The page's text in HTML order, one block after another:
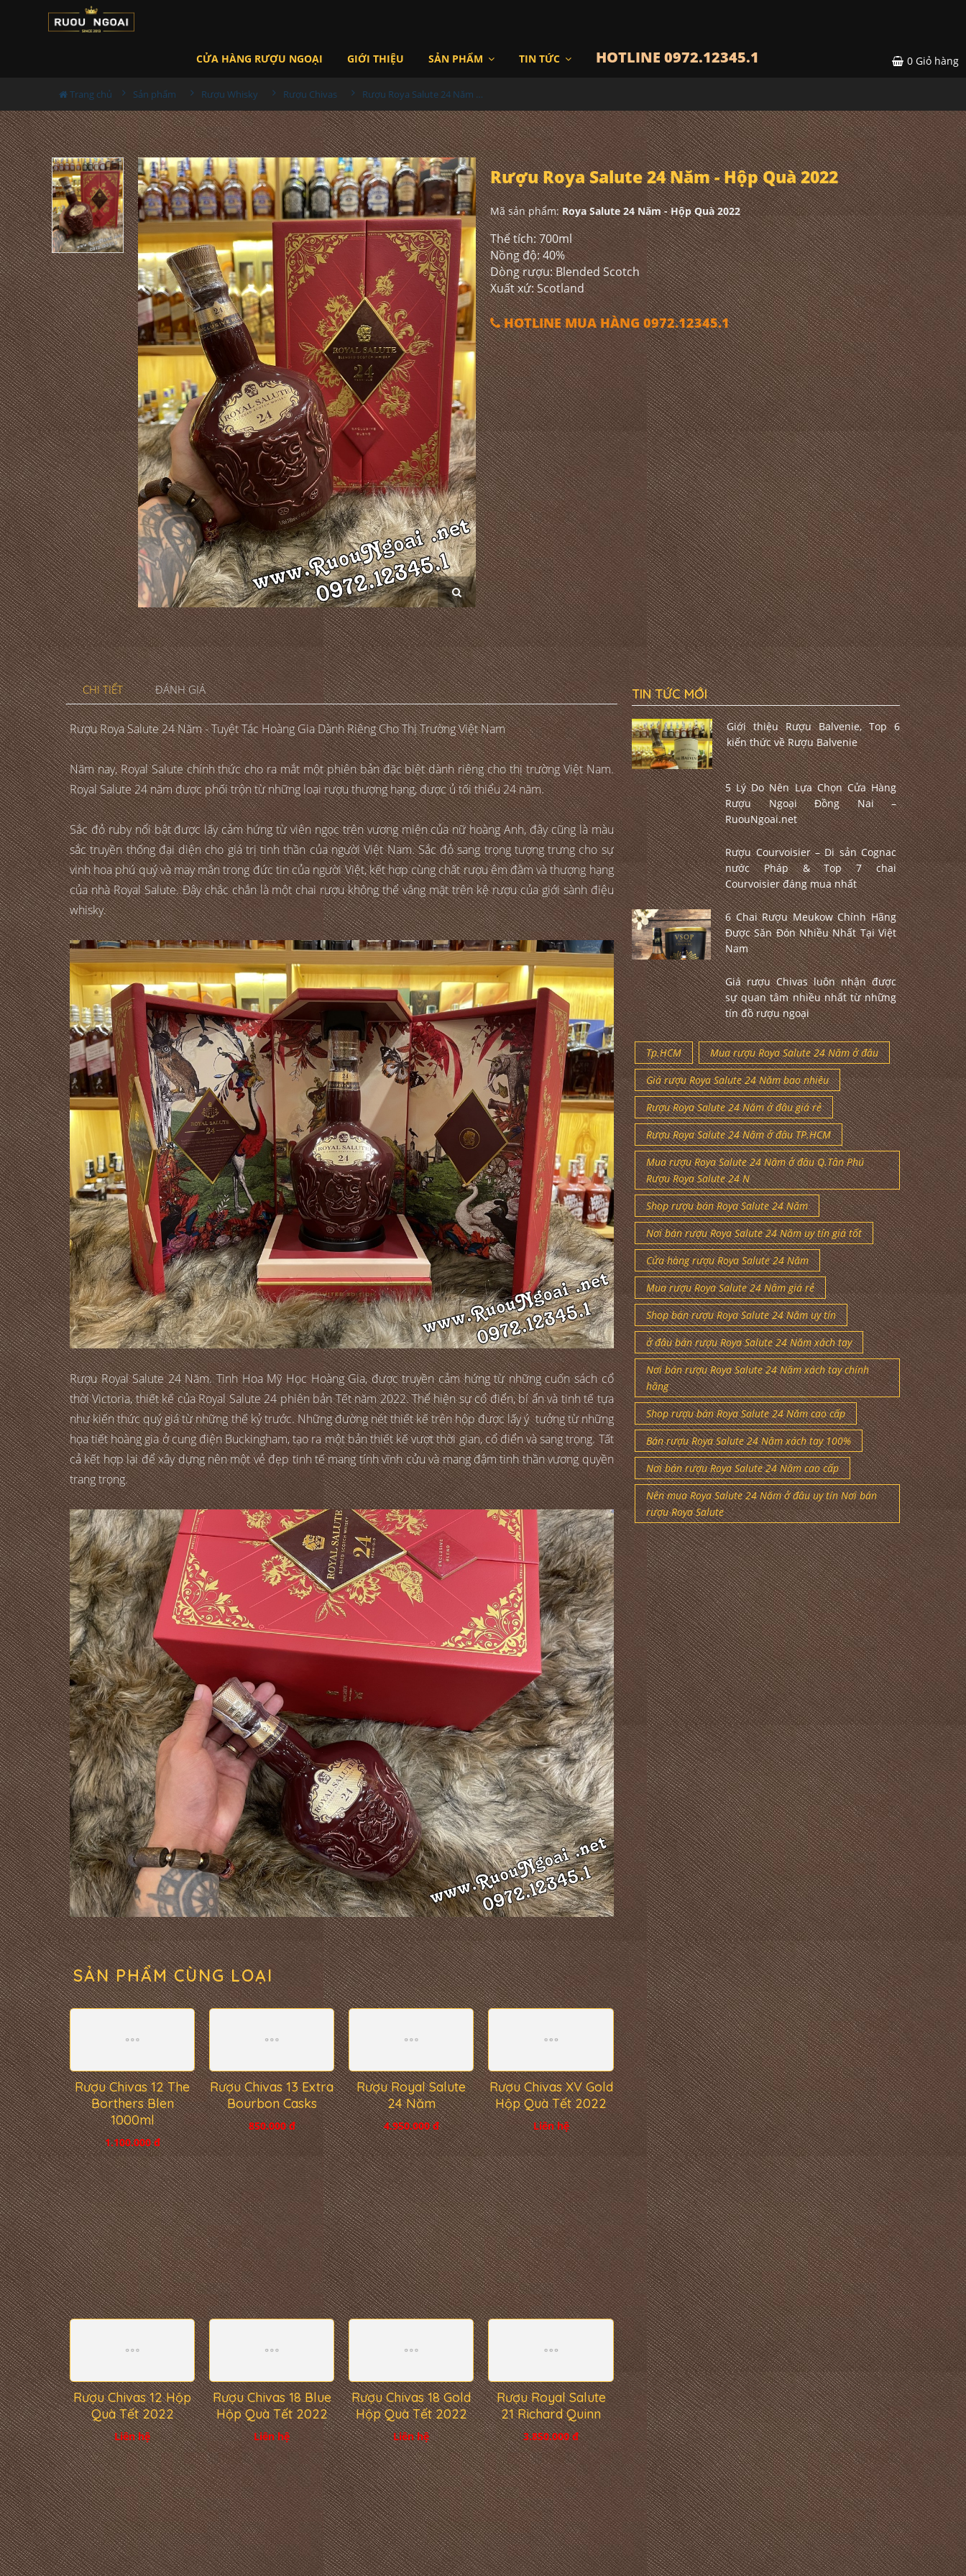
CỬA HÀNG RƯỢU NGOẠI GIỚI THIỆU SẢN PHẨM TIN TỨC HOTLINE 0972.12345.1 0 Giỏ hàng
Trang chủ Sản phẩm Rượu Whisky Rượu Chivas Rượu Roya Salute 24 Năm - Hộp Quà 2022
Rượu Roya Salute 24 Năm - Hộp Quà 2022
Mã sản phẩm:Roya Salute 24 Năm - Hộp Quà 2022
Thể tích: 700ml
Nồng độ: 40%
Dòng rượu: Blended Scotch
Xuất xứ: Scotland
HOTLINE MUA HÀNG 0972.12345.1
CHI TIẾT ĐÁNH GIÁ
Rượu Roya Salute 24 Năm - Tuyệt Tác Hoàng Gia Dành Riêng Cho Thị Trường Việt Nam
Năm nay, Royal Salute chính thức cho ra mắt một phiên bản đặc biệt dành riêng cho thị trường Việt Nam.
Royal Salute 24 năm được phối trộn từ những loại rượu thượng hạng, được ủ tối thiểu 24 năm.
Sắc đỏ ruby nổi bật được lấy cảm hứng từ viên ngọc trên vương miện của nữ hoàng Anh, đây cũng là màu
sắc truyền thống đại diện cho giá trị tinh thần của người Việt Nam. Sắc đỏ sang trọng tượng trưng cho sự
vinh hoa phú quý và may mắn trong đức tin của người Việt, kết hợp cùng chất rượu êm đằm và thượng hạng
của nhà Royal Salute. Đây chắc chắn là một chai rượu không thể vắng mặt trên kệ rượu của giới sành điệu
whisky.
Rượu Royal Salute 24 Năm. Tinh Hoa Mỹ Học Hoàng Gia, được truyền cảm hứng từ những cuốn sách cổ
thời Victoria, thiết kế của Royal Salute 24 phiên bản Tết năm 2022. Thể hiện sự cổ điển, bí ẩn và tinh tế tựa
như kiến thức quý giá từ những thế kỷ trước. Những đường nét thiết kế trên hộp được lấy ý tưởng từ những
họa tiết hoàng gia ở cung điện Buckingham, tạo ra một bản thiết kế vượt thời gian, cổ điển và sang trọng. Tất
cả kết hợp lại để xây dựng nên một vẻ đẹp tinh tế mang tính vĩnh cửu và mang đậm tinh thần vương quyền
trang trọng.
SẢN PHẨM CÙNG LOẠI
Rượu Chivas 12 The
Borthers Blen
1000ml
1.100.000 đ
Rượu Chivas 13 Extra
Bourbon Casks
850.000 đ
Rượu Royal Salute
24 Năm
4.950.000 đ
Rượu Chivas XV Gold
Hộp Quà Tết 2022
Liên hệ
Rượu Chivas 12 Hộp
Quà Tết 2022
Liên hệ
Rượu Chivas 18 Blue
Hộp Quà Tết 2022
Liên hệ
Rượu Chivas 18 Gold
Hộp Quà Tết 2022
Liên hệ
Rượu Royal Salute
21 Richard Quinn
3.850.000 đ
TIN TỨC MỚI
Giới thiệu Rượu Balvenie, Top 6
kiến thức về Rượu Balvenie
5 Lý Do Nên Lựa Chọn Cửa Hàng
Rượu Ngoại Đồng Nai –
RuouNgoai.net
Rượu Courvoisier – Di sản Cognac
nước Pháp & Top 7 chai
Courvoisier đáng mua nhất
6 Chai Rượu Meukow Chính Hãng
Được Săn Đón Nhiều Nhất Tại Việt
Nam
Giá rượu Chivas luôn nhận được
sự quan tâm nhiều nhất từ những
tín đồ rượu ngoại
Tp.HCM
Mua rượu Roya Salute 24 Năm ở đâu
Giá rượu Roya Salute 24 Năm bao nhiêu
Rượu Roya Salute 24 Năm ở đâu giá rẻ
Rượu Roya Salute 24 Năm ở đâu TP.HCM
Mua rượu Roya Salute 24 Năm ở đâu Q.Tân Phú
Rượu Roya Salute 24 N
Shop rượu bán Roya Salute 24 Năm
Nơi bán rượu Roya Salute 24 Năm uy tín giá tốt
Cửa hàng rượu Roya Salute 24 Năm
Mua rượu Roya Salute 24 Năm giá rẻ
Shop bán rượu Roya Salute 24 Năm uy tín
ở đâu bán rượu Roya Salute 24 Năm xách tay
Nơi bán rượu Roya Salute 24 Năm xách tay chính
hãng
Shop rượu bán Roya Salute 24 Năm cao cấp
Bán rượu Roya Salute 24 Năm xách tay 100%
Nơi bán rượu Roya Salute 24 Năm cao cấp
Nên mua Roya Salute 24 Năm ở đâu uy tín Nơi bán
rượu Roya Salute